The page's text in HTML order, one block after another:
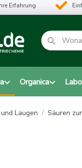
Erfahrung
Organica
Laugen Säuren